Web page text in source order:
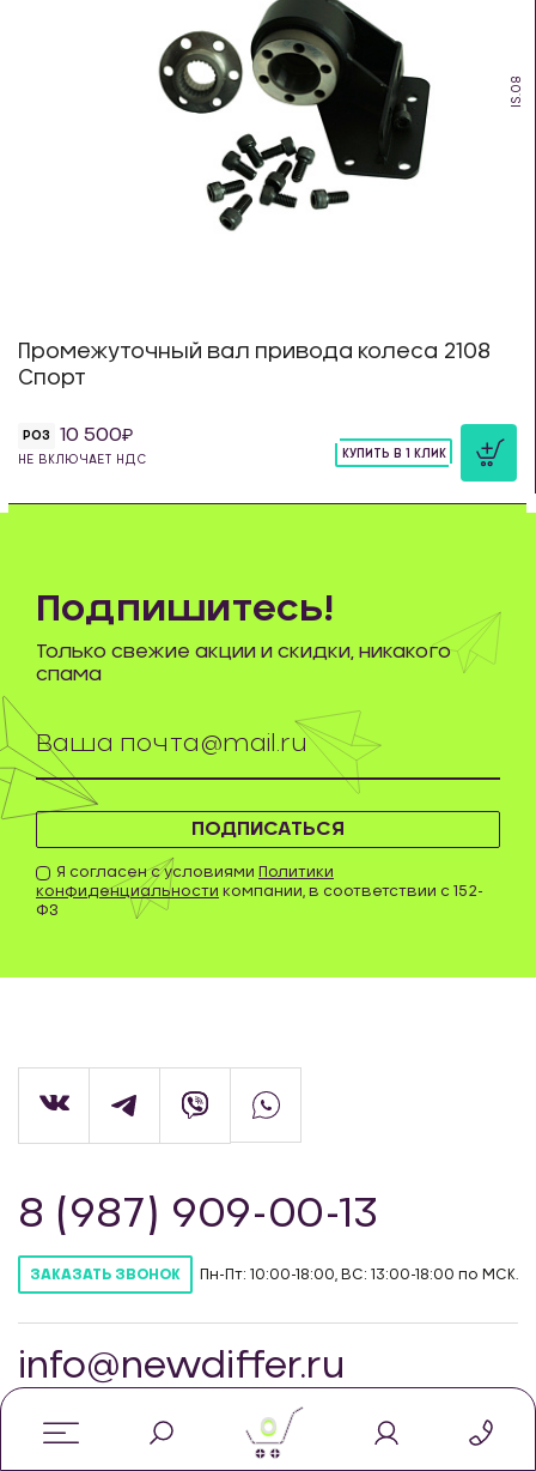
IS.08
Промежуточный вал привода колеса 2108
Спорт
РОЗ 10 500
НЕ ВКЛЮЧАЕТ НДС
КУПИТЬ В 1 КЛИК
ПОДПИСАТЬСЯ
Я согласен с условиями Политики
конфиденциальности компании, в соответствии с 152-
ФЗ
Подпишитесь!
Только свежие акции и скидки, никакого
спама
8 (987) 909-00-13
ЗАКАЗАТЬ ЗВОНОК Пн-Пт: 10:00-18:00, ВС: 13:00-18:00 по МСК.
info@newdiffer.ru
© Интернет-магазин автозапчастей для
0